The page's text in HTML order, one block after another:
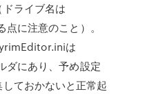
ライブ名は
に注意のこと）。
は
ダにあり、予め設定
ておかないと正常起